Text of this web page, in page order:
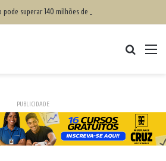
superar 140 milhões de toneladas
PUBLICIDADE